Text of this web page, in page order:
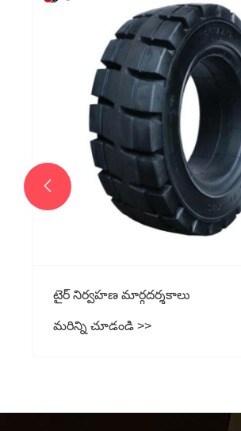
టైర్ నిర్వహణ మార్గదర్శకాలు
మరిన్ని చూడండి >>
